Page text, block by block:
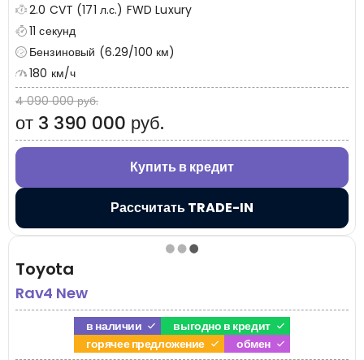
2.0 CVT (171 л.с.) FWD Luxury
11 секунд
Бензиновый (6.29/100 км)
180 км/ч
4 090 000 руб.
от 3 390 000 руб.
Купить в кредит
Рассчитать TRADE-IN
Toyota
Rav4 New
в наличии
выгодно в кредит
горячее предложение
обмен